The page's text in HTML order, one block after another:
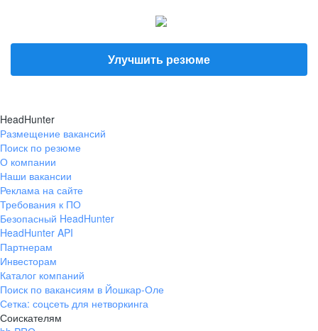
Улучшить резюме
HeadHunter
Размещение вакансий
Поиск по резюме
О компании
Наши вакансии
Реклама на сайте
Требования к ПО
Безопасный HeadHunter
HeadHunter API
Партнерам
Инвесторам
Каталог компаний
Поиск по вакансиям в Йошкар-Оле
Сетка: соцсеть для нетворкинга
Соискателям